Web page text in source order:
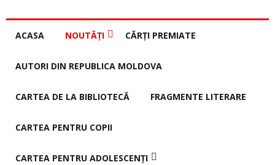
ACASA NOUTĂȚI CĂRȚI PREMIATE
AUTORI DIN REPUBLICA MOLDOVA
CARTEA DE LA BIBLIOTECĂ FRAGMENTE LITERARE
CARTEA PENTRU COPII
CARTEA PENTRU ADOLESCENȚI